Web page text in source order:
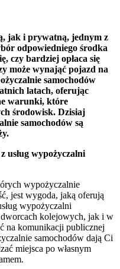
jak i prywatną, jednym z
odpowiedniego środka
czy bardziej opłaca się
może wynająć pojazd na
samochodów
latach, oferując
warunki, które
środowisk. Dzisiaj
samochodów są
usług wypożyczalni
wypożyczalnie
jest wygoda, jaką oferują
wypożyczalni
kolejowych, jak i w
na komunikacji publicznej
samochodów dają Ci
miejsca po własnym